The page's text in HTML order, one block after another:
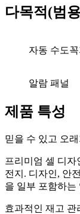
다목적(범
자동 수도꼭
알람 패널
제품 특성
믿을 수 있고 오
프리미엄 셀 디자
전지. 디자인, 안
을 일부 포함하는
효과적인 재고